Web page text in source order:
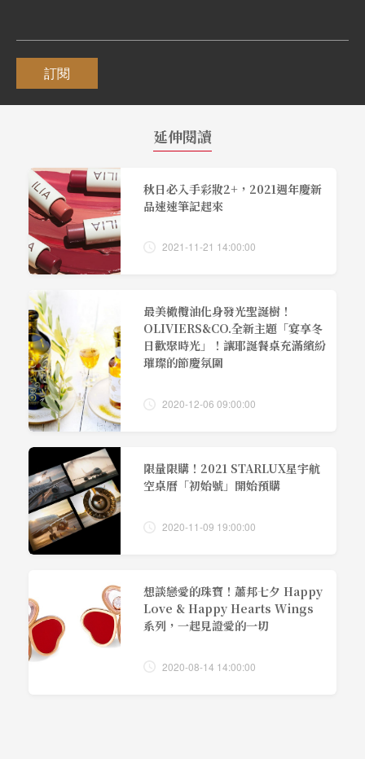
訂閱
延伸閱讀
秋日必入手彩妝2+，2021週年慶新
品速速筆記起來
2021-11-21 14:00:00
最美橄欖油化身發光聖誕樹！
OLIVIERS&CO.全新主題「宴享冬
日歡聚時光」！讓耶誕餐桌充滿繽紛
璀璨的節慶氛圍
2020-12-06 09:00:00
限量限購！2021 STARLUX星宇航
空桌曆「初始號」開始預購
2020-11-09 19:00:00
想談戀愛的珠寶！蕭邦七夕 Happy
Love & Happy Hearts Wings
系列，一起見證愛的一切
2020-08-14 14:00:00